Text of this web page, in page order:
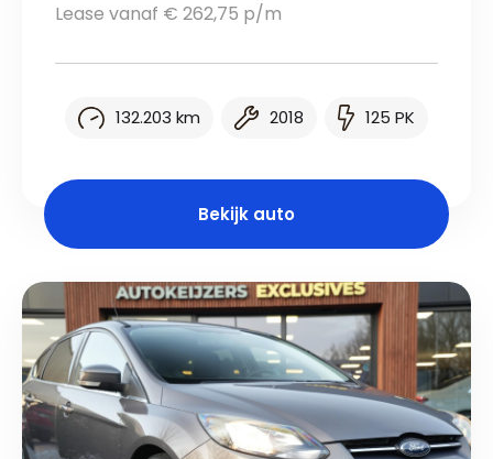
Lease vanaf € 262,75 p/m
132.203 km 2018 125 PK
Bekijk auto